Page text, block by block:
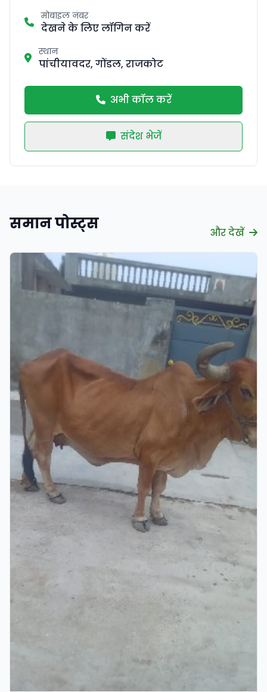
मोबाइल नंबर
देखने के लिए लॉगिन करें
स्थान
पांचीयावदर, गोंडल, राजकोट
अभी कॉल करें
संदेश भेजें
समान पोस्ट्स और देखें